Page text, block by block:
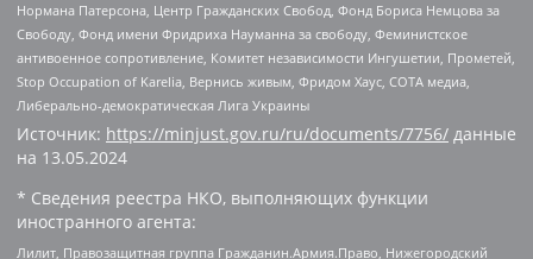
Нормана Патерсона, Центр Гражданских Свобод, Фонд Бориса Немцова за
Свободу, Фонд имени Фридриха Науманна за свободу, Феминистское
антивоенное сопротивление, Комитет независимости Ингушетии, Прометей,
Stop Occupation of Karelia, Вернись живым, Фридом Хаус, СОТА медиа,
Либерально-демократическая Лига Украины
Источник: https://minjust.gov.ru/ru/documents/7756/ данные
на 13.05.2024
* Сведения реестра НКО, выполняющих функции
иностранного агента:
Лилит, Правозащитная группа Гражданин.Армия.Право, Нижегородский